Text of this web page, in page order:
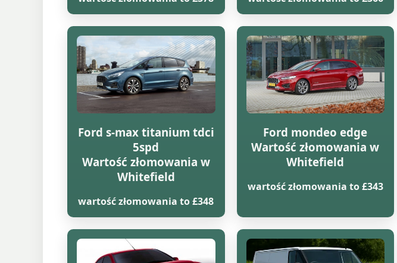
Ford s-max titanium tdci
5spd
Wartość złomowania w
Whitefield
wartość złomowania to £348
Ford mondeo edge
Wartość złomowania w
Whitefield
wartość złomowania to £343